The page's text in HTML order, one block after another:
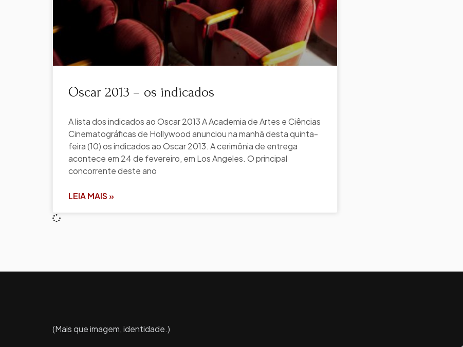
Oscar 2013 – os indicados
A lista dos indicados ao Oscar 2013 A Academia de Artes e Ciências
Cinematográficas de Hollywood anunciou na manhã desta quinta-
feira (10) os indicados ao Oscar 2013. A cerimônia de entrega
acontece em 24 de fevereiro, em Los Angeles. O principal
concorrente deste ano
LEIA MAIS »
(Mais que imagem, identidade.)